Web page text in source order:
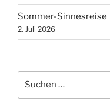
Sommer-Sinnesreise
2. Juli 2026
nach: